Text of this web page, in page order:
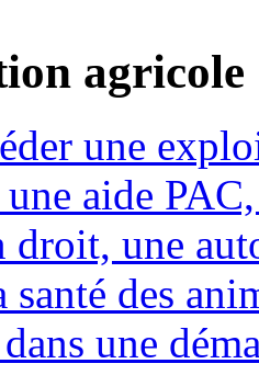
agricole
une
une aide
droit, une
santé des
dans une